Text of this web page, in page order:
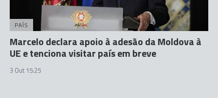
PAÍS
Marcelo declara apoio à adesão da Moldova à
UE e tenciona visitar país em breve
3 Out 15:25